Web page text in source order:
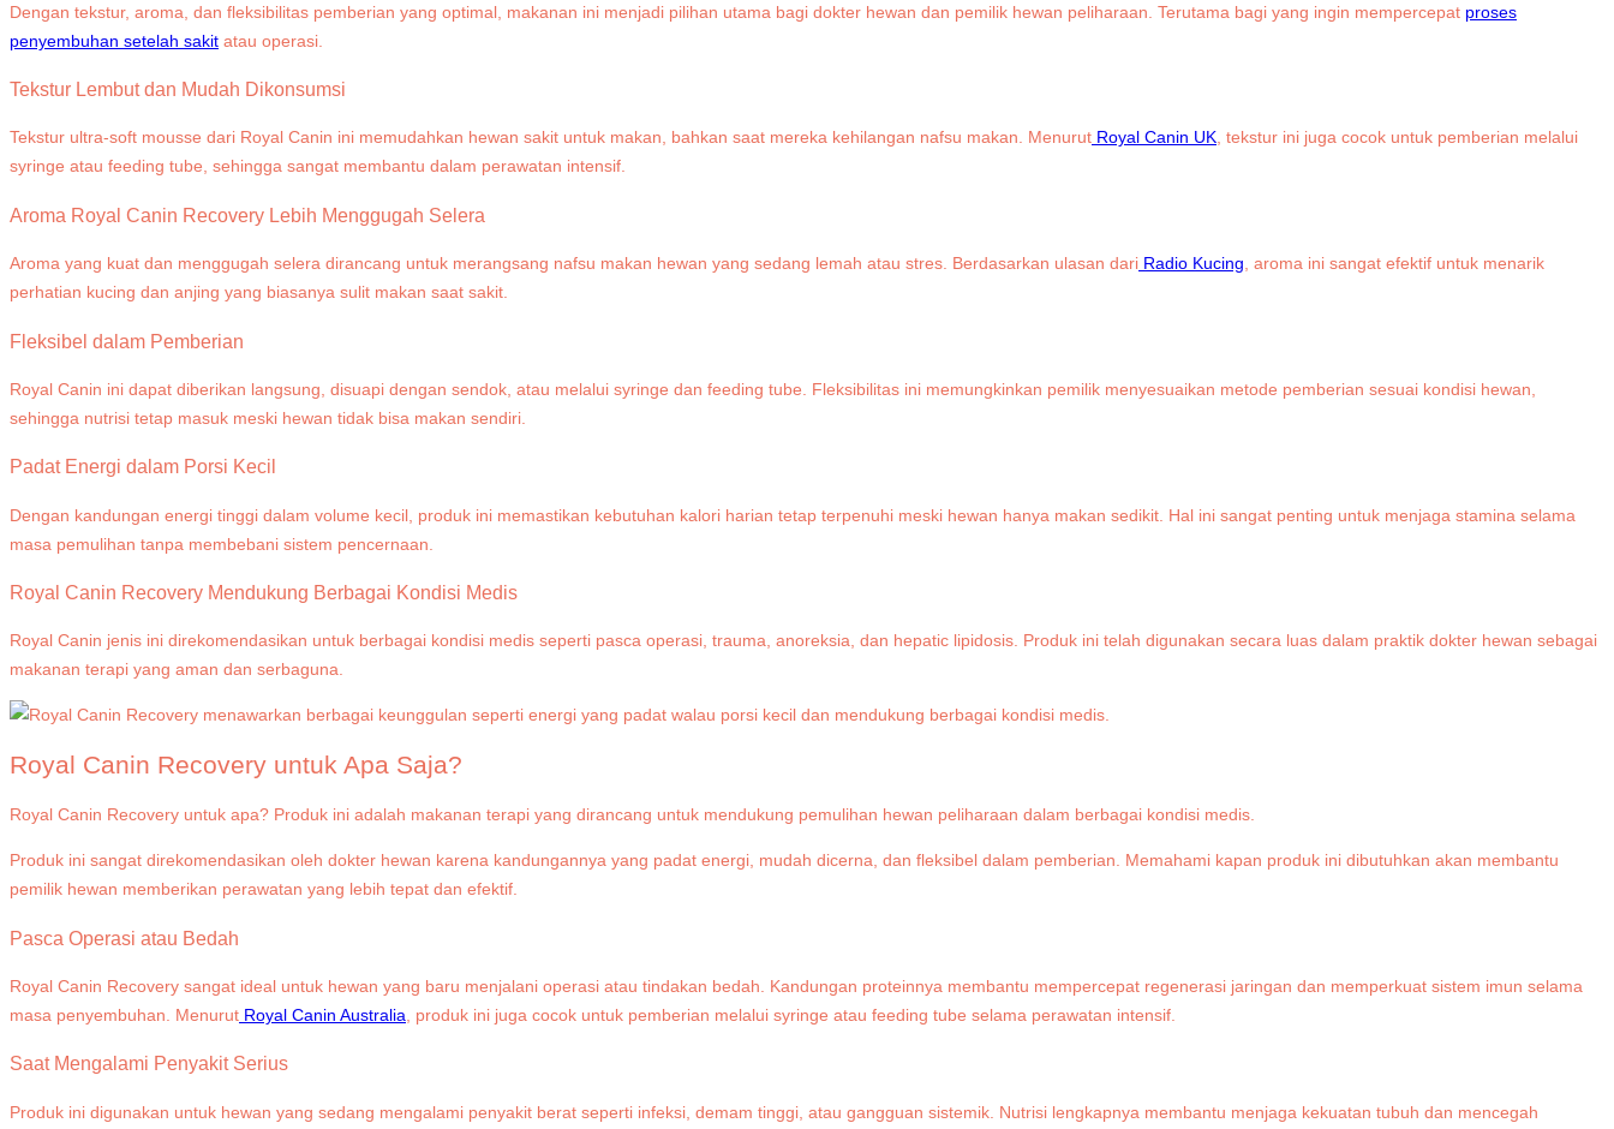
Dengan tekstur, aroma, dan fleksibilitas pemberian yang optimal, makanan ini menjadi pilihan utama bagi dokter hewan dan pemilik hewan peliharaan. Terutama bagi yang ingin mempercepat proses
penyembuhan setelah sakit atau operasi.
Tekstur Lembut dan Mudah Dikonsumsi
Tekstur ultra-soft mousse dari Royal Canin ini memudahkan hewan sakit untuk makan, bahkan saat mereka kehilangan nafsu makan. Menurut Royal Canin UK, tekstur ini juga cocok untuk pemberian melalui
syringe atau feeding tube, sehingga sangat membantu dalam perawatan intensif.
Aroma Royal Canin Recovery Lebih Menggugah Selera
Aroma yang kuat dan menggugah selera dirancang untuk merangsang nafsu makan hewan yang sedang lemah atau stres. Berdasarkan ulasan dari Radio Kucing , aroma ini sangat efektif untuk menarik
perhatian kucing dan anjing yang biasanya sulit makan saat sakit.
Fleksibel dalam Pemberian
Royal Canin ini dapat diberikan langsung, disuapi dengan sendok, atau melalui syringe dan feeding tube. Fleksibilitas ini memungkinkan pemilik menyesuaikan metode pemberian sesuai kondisi hewan,
sehingga nutrisi tetap masuk meski hewan tidak bisa makan sendiri.
Padat Energi dalam Porsi Kecil
Dengan kandungan energi tinggi dalam volume kecil, produk ini memastikan kebutuhan kalori harian tetap terpenuhi meski hewan hanya makan sedikit. Hal ini sangat penting untuk menjaga stamina selama
masa pemulihan tanpa membebani sistem pencernaan.
Royal Canin Recovery Mendukung Berbagai Kondisi Medis
Royal Canin jenis ini direkomendasikan untuk berbagai kondisi medis seperti pasca operasi, trauma, anoreksia, dan hepatic lipidosis. Produk ini telah digunakan secara luas dalam praktik dokter hewan sebagai
makanan terapi yang aman dan serbaguna.
Royal Canin Recovery untuk Apa Saja?
Royal Canin Recovery untuk apa? Produk ini adalah makanan terapi yang dirancang untuk mendukung pemulihan hewan peliharaan dalam berbagai kondisi medis.
Produk ini sangat direkomendasikan oleh dokter hewan karena kandungannya yang padat energi, mudah dicerna, dan fleksibel dalam pemberian. Memahami kapan produk ini dibutuhkan akan membantu
pemilik hewan memberikan perawatan yang lebih tepat dan efektif.
Pasca Operasi atau Bedah
Royal Canin Recovery sangat ideal untuk hewan yang baru menjalani operasi atau tindakan bedah. Kandungan proteinnya membantu mempercepat regenerasi jaringan dan memperkuat sistem imun selama
masa penyembuhan. Menurut Royal Canin Australia , produk ini juga cocok untuk pemberian melalui syringe atau feeding tube selama perawatan intensif.
Saat Mengalami Penyakit Serius
Produk ini digunakan untuk hewan yang sedang mengalami penyakit berat seperti infeksi, demam tinggi, atau gangguan sistemik. Nutrisi lengkapnya membantu menjaga kekuatan tubuh dan mencegah